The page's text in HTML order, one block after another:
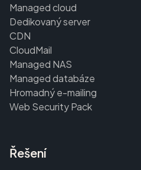
Managed cloud
Dedikovaný server
CDN
CloudMail
Managed NAS
Managed databáze
Hromadný e-mailing
Web Security Pack
Řešení